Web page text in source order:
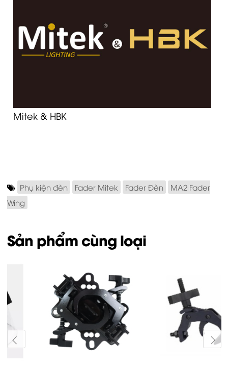
Mitek & HBK
Phụ kiện đèn Fader Mitek Fader Đèn
MA2 Fader
Wing
Sản phẩm cùng loại